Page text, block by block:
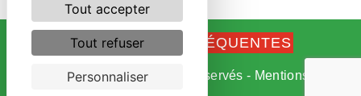
Tout accepter
Tout refuser
Personnaliser
RECHERCHES FRÉQUENTES
Vistalid- 2026 - Tous droits réservés - Mentions